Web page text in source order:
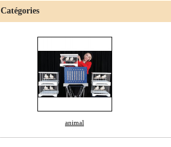
Catégories
animal